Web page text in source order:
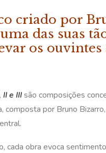
criado por
das suas
os ouvintes
e IIIsão composições
composta por Bruno
cada obra evoca